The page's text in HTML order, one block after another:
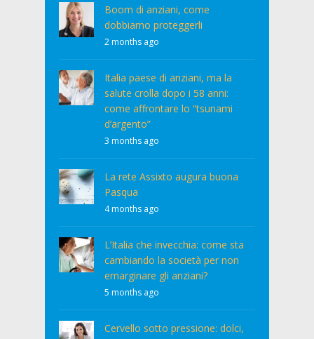
Boom di anziani, come
dobbiamo proteggerli
2 months ago
Italia paese di anziani, ma la
salute crolla dopo i 58 anni:
come affrontare lo “tsunami
d’argento”
3 months ago
La rete Assixto augura buona
Pasqua
4 months ago
L’Italia che invecchia: come sta
cambiando la società per non
emarginare gli anziani?
5 months ago
Cervello sotto pressione: dolci,